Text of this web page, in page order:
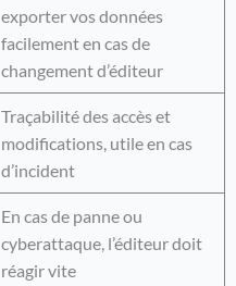
exporter vos données
facilement en cas de
changement d’éditeur
Traçabilité des accès et
modifications, utile en cas
d’incident
En cas de panne ou
cyberattaque, l’éditeur doit
réagir vite